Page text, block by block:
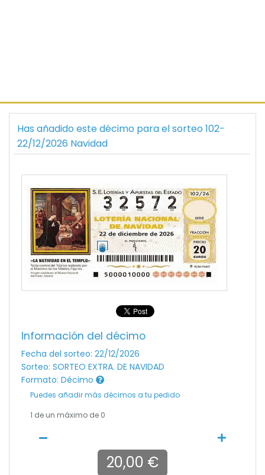
Has añadido este décimo para el sorteo 102-
22/12/2026 Navidad
Información del décimo
Fecha del sorteo: 22/12/2026
Sorteo: SORTEO EXTRA. DE NAVIDAD
Formato: Décimo
Puedes añadir más décimos a tu pedido
1 de un máximo de 0
20,00 €